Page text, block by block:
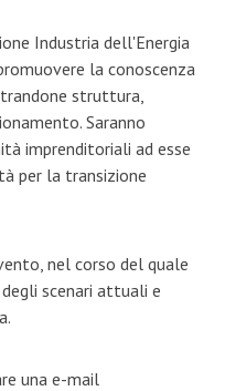
Industria dell'Energia
la conoscenza
struttura,
Saranno
imprenditoriali ad esse
per la transizione
nel corso del quale
scenari attuali e
una e-mail